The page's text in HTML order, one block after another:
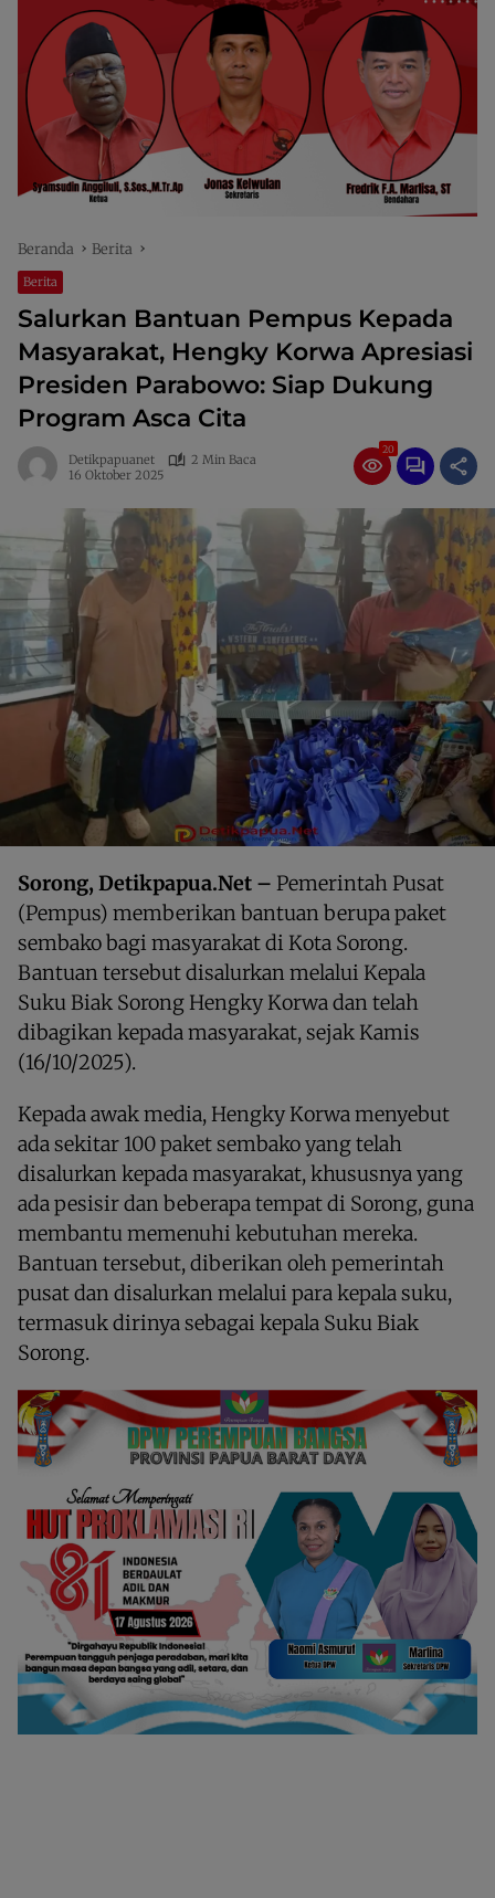
Beranda Berita
Berita
Salurkan Bantuan Pempus Kepada
Masyarakat, Hengky Korwa Apresiasi
Presiden Parabowo: Siap Dukung
Program Asca Cita
Detikpapuanet
2 Min Baca
16 Oktober 2025
20
Sorong, Detikpapua.Net – Pemerintah Pusat
(Pempus) memberikan bantuan berupa paket
sembako bagi masyarakat di Kota Sorong.
Bantuan tersebut disalurkan melalui Kepala
Suku Biak Sorong Hengky Korwa dan telah
dibagikan kepada masyarakat, sejak Kamis
(16/10/2025).
Kepada awak media, Hengky Korwa menyebut
ada sekitar 100 paket sembako yang telah
disalurkan kepada masyarakat, khususnya yang
ada pesisir dan beberapa tempat di Sorong, guna
membantu memenuhi kebutuhan mereka.
Bantuan tersebut, diberikan oleh pemerintah
pusat dan disalurkan melalui para kepala suku,
termasuk dirinya sebagai kepala Suku Biak
Sorong.